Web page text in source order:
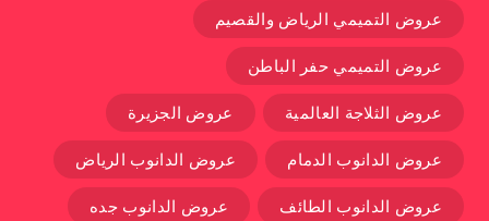
عروض التميمي الرياض والقصيم
عروض التميمي حفر الباطن
عروض الثلاجة العالمية عروض الجزيرة
عروض الدانوب الدمام عروض الدانوب الرياض
عروض الدانوب الطائف عروض الدانوب جده